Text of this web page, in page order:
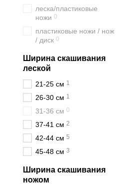
леска/пластиковые
ножи 0
пластиковые ножи / нож
/ диск 0
Ширина скашивания
леской
21-25 см 1
26-30 см 1
31-36 см 0
37-41 см 2
42-44 см 5
45-48 см 3
Ширина скашивания
ножом